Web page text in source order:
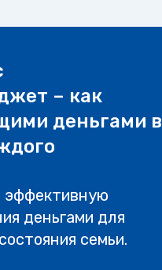
– как
деньгами в
эффективную
деньгами для
семьи.